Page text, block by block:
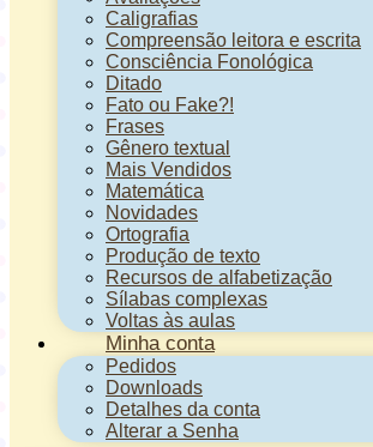
Caligrafias
Compreensão leitora e escrita
Consciência Fonológica
Ditado
Fato ou Fake?!
Frases
Gênero textual
Mais Vendidos
Matemática
Novidades
Ortografia
Produção de texto
Recursos de alfabetização
Sílabas complexas
Voltas às aulas
Minha conta
Pedidos
Downloads
Detalhes da conta
Alterar a Senha